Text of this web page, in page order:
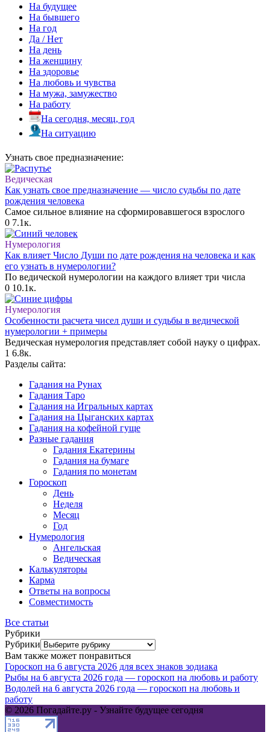
На будущее
На бывшего
На год
Да / Нет
На день
На женщину
На здоровье
На любовь и чувства
На мужа, замужество
На работу
На сегодня, месяц, год
На ситуацию
Узнать свое предназначение:
Ведическая
Как узнать свое предназначение — число судьбы по дате
рождения человека
Самое сильное влияние на сформировавшегося взрослого
0 7.1к.
Нумерология
Как влияет Число Души по дате рождения на человека и как
его узнать в нумерологии?
По ведической нумерологии на каждого влияет три числа
0 10.1к.
Нумерология
Особенности расчета чисел души и судьбы в ведической
нумерологии + примеры
Ведическая нумерология представляет собой науку о цифрах.
1 6.8к.
Разделы сайта:
Гадания на Рунах
Гадания Таро
Гадания на Игральных картах
Гадания на Цыганских картах
Гадания на кофейной гуще
Разные гадания
Гадания Екатерины
Гадания на бумаге
Гадания по монетам
Гороскоп
День
Неделя
Месяц
Год
Нумерология
Ангельская
Ведическая
Калькуляторы
Карма
Ответы на вопросы
Совместимость
Все статьи
Рубрики
Рубрики
Вам также может понравиться
Гороскоп на 6 августа 2026 для всех знаков зодиака
Рыбы на 6 августа 2026 года — гороскоп на любовь и работу
Водолей на 6 августа 2026 года — гороскоп на любовь и
работу
© 2026 Погадайте.ру - Узнайте будущее сегодня